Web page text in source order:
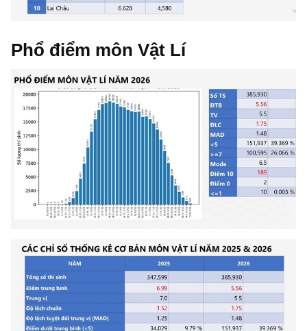
Phổ điểm môn Vật Lí